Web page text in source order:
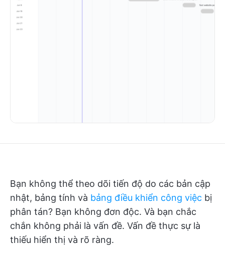
Bạn không thể theo dõi tiến độ do các bản cập
nhật, bảng tính và bảng điều khiển công việc bị
phân tán? Bạn không đơn độc. Và bạn chắc
chắn không phải là vấn đề. Vấn đề thực sự là
thiếu hiển thị và rõ ràng.